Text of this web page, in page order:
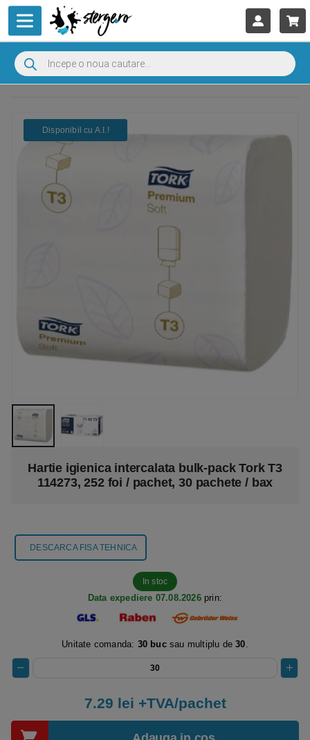
Disponibil cu A.I.​!
Hartie igienica intercalata bulk-pack Tork T3
114273, 252 foi / pachet, 30 pachete / bax
DESCARCA FISA TEHNICA
In stoc
Data expediere 07.08.2026prin:
Unitate comanda: 30 bucsau multiplu de30
7.29 lei +TVA/pachet